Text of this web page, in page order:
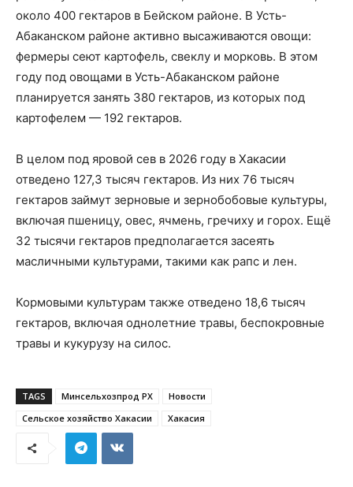
около 400 гектаров в Бейском районе. В Усть-
Абаканском районе активно высаживаются овощи:
фермеры сеют картофель, свеклу и морковь. В этом
году под овощами в Усть-Абаканском районе
планируется занять 380 гектаров, из которых под
картофелем — 192 гектаров.
В целом под яровой сев в 2026 году в Хакасии
отведено 127,3 тысяч гектаров. Из них 76 тысяч
гектаров займут зерновые и зернобобовые культуры,
включая пшеницу, овес, ячмень, гречиху и горох. Ещё
32 тысячи гектаров предполагается засеять
масличными культурами, такими как рапс и лен.
Кормовыми культурам также отведено 18,6 тысяч
гектаров, включая однолетние травы, беспокровные
травы и кукурузу на силос.
TAGS Минсельхозпрод РХ
Новости
Сельское хозяйство Хакасии
Хакасия